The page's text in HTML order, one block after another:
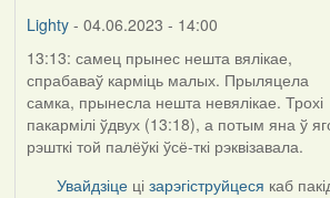
Lighty- 04.06.2023 - 14:00
13:13: самец прынес нешта вялікае,
спрабаваў карміць малых. Прыляцела
самка, прынесла нешта невялікае. Трохі
пакармілі ўдвух (13:18), а потым яна ў
рэшткі той палёўкі ўсё-ткі рэквізавала.
Увайдзіце цізарэгіструйцеся каб